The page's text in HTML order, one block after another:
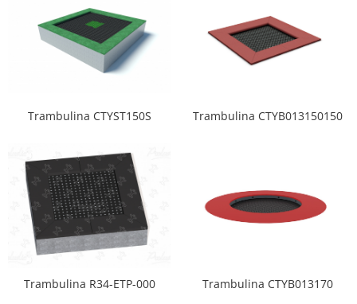
Trambulina CTYST150S Trambulina CTYB013150150
Trambulina R34-ETP-000 Trambulina CTYB013170